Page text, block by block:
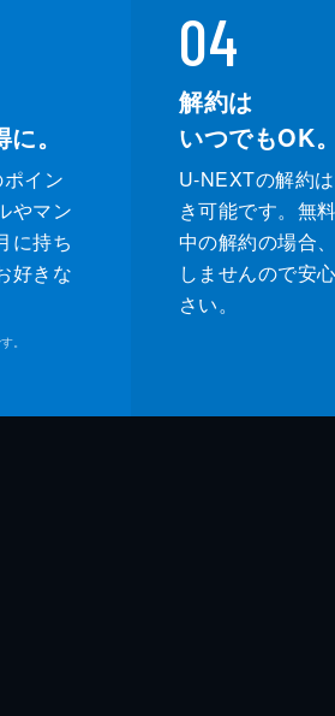
。
イン
やマン
に持ち
好きな
。
04
解約は
いつでもOK。
U-NEXTの解約
き可能です。無
中の解約の場合
しませんので安
さい。